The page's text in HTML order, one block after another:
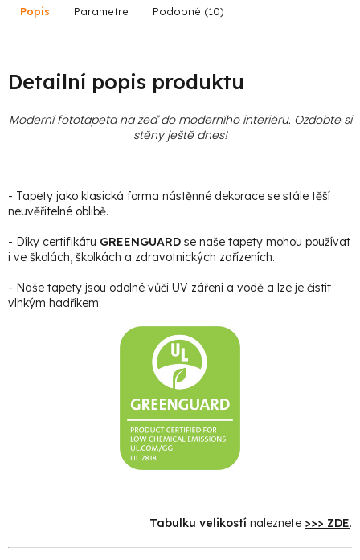
Popis Parametre Podobné (10)
Detailní popis produktu
Moderní fototapeta na zeď do moderního interiéru. Ozdobte si
stěny ještě dnes!
- Tapety jako klasická forma nástěnné dekorace se stále těší
neuvěřitelné oblibě.
- Díky certifikátu GREENGUARD se naše tapety mohou používat
i ve školách, školkách a zdravotnických zařízeních.
- Naše tapety jsou odolné vůči UV záření a vodě a lze je čistit
vlhkým hadříkem.
Tabulku velikostí naleznete >>> ZDE.